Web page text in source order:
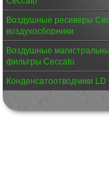
Воздушные ресиверы
воздухосборники
Воздушные
фильтры Ceccato
Конденсатоотводчики LD